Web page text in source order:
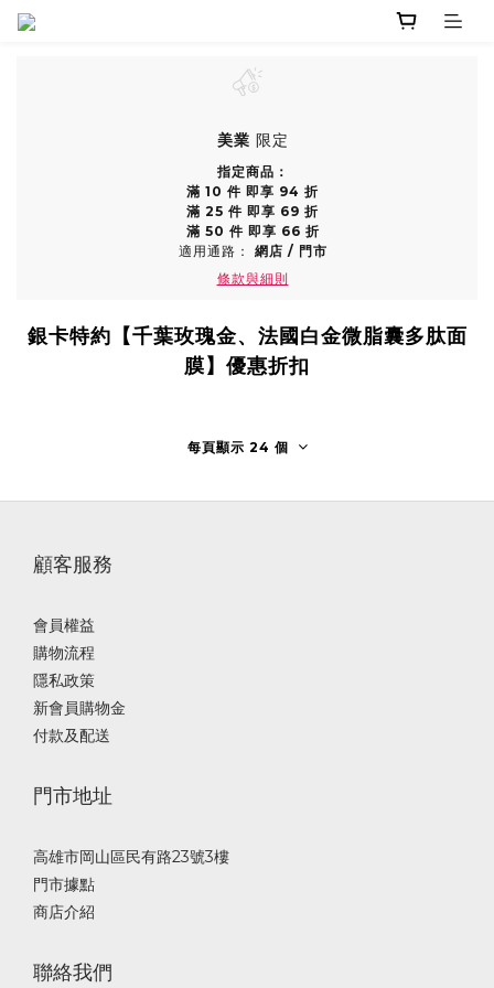
美業 限定
指定商品：
滿 10 件 即享 94 折
滿 25 件 即享 69 折
滿 50 件 即享 66 折
適用通路： 網店 / 門市
條款與細則
銀卡特約【千葉玫瑰金、法國白金微脂囊多肽面
膜】優惠折扣
每頁顯示 24 個
顧客服務
會員權益
購物流程
隱私政策
新會員購物金
付款及配送
門市地址
高雄市岡山區民有路23號3樓
門市據點
商店介紹
聯絡我們